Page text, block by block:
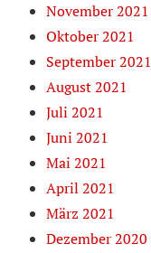
November 2021
Oktober 2021
September 2021
August 2021
Juli 2021
Juni 2021
Mai 2021
April 2021
März 2021
Dezember 2020